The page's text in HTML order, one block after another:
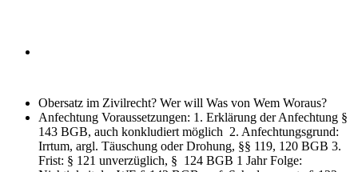
Obersatz im Zivilrecht? Wer will Was von Wem Woraus?
Anfechtung Voraussetzungen: 1. Erklärung der Anfechtung §
143 BGB, auch konkludiert möglich 2. Anfechtungsgrund:
Irrtum, argl. Täuschung oder Drohung, §§ 119, 120 BGB 3.
Frist: § 121 unverzüglich, § 124 BGB 1 Jahr Folge: